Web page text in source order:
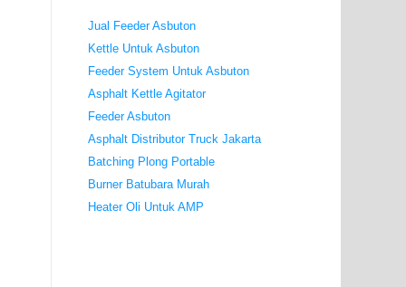
Jual Feeder Asbuton
Kettle Untuk Asbuton
Feeder System Untuk Asbuton
Asphalt Kettle Agitator
Feeder Asbuton
Asphalt Distributor Truck Jakarta
Batching Plong Portable
Burner Batubara Murah
Heater Oli Untuk AMP